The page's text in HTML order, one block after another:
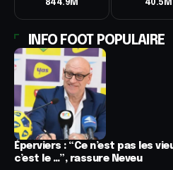
844.9M 40.5M
INFO FOOT POPULAIRE
Éperviers : “Ce n’est pas les
c’est le …”, rassure Neveu